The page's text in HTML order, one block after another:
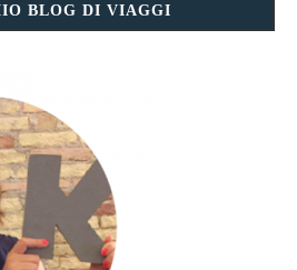
BLOG DI VIAGGI